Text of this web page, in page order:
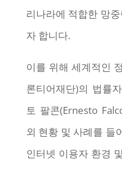
리나라에 적합한 망
자 합니다.
이를 위해 세계적인
론티어재단)의 법률
토 팔콘(Ernesto
외 현황 및 사례를 들
인터넷 이용자 환경